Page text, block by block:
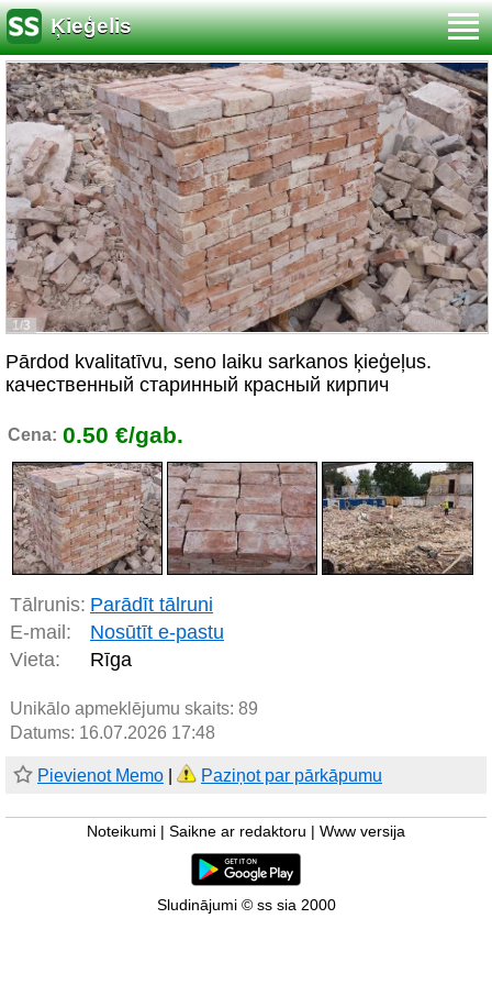
Ķieģelis
1/3
Pārdod kvalitatīvu, seno laiku sarkanos ķieģeļus.
качественный старинный красный кирпич
Cena: 0.50 €/gab.
Tālrunis: Parādīt tālruni
E-mail:
Nosūtīt e-pastu
Vieta:
Rīga
Unikālo apmeklējumu skaits: 89
Datums: 16.07.2026 17:48
Pievienot Memo Paziņot par pārkāpumu
Noteikumi Saikne ar redaktoru Www versija
Sludinājumi © ss sia 2000